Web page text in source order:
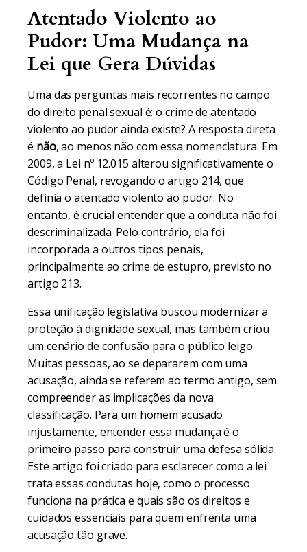
Atentado Violento ao
Pudor: Uma Mudança na
Lei que Gera Dúvidas
Uma das perguntas mais recorrentes no campo
do direito penal sexual é: o crime de atentado
violento ao pudor ainda existe? A resposta direta
é não, ao menos não com essa nomenclatura. Em
2009, a Lei nº 12.015 alterou significativamente o
Código Penal, revogando o artigo 214, que
definia o atentado violento ao pudor. No
entanto, é crucial entender que a conduta não foi
descriminalizada. Pelo contrário, ela foi
incorporada a outros tipos penais,
principalmente ao crime de estupro, previsto no
artigo 213.
Essa unificação legislativa buscou modernizar a
proteção à dignidade sexual, mas também criou
um cenário de confusão para o público leigo.
Muitas pessoas, ao se depararem com uma
acusação, ainda se referem ao termo antigo, sem
compreender as implicações da nova
classificação. Para um homem acusado
injustamente, entender essa mudança é o
primeiro passo para construir uma defesa sólida.
Este artigo foi criado para esclarecer como a lei
trata essas condutas hoje, como o processo
funciona na prática e quais são os direitos e
cuidados essenciais para quem enfrenta uma
acusação tão grave.